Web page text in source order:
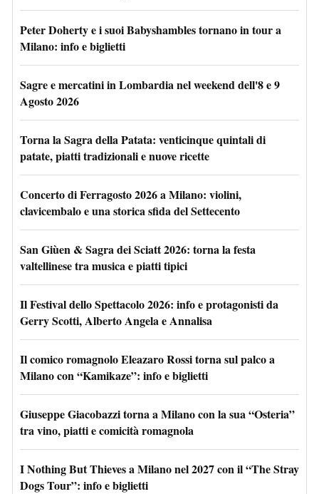
Peter Doherty e i suoi Babyshambles tornano in tour a
Milano: info e biglietti
Sagre e mercatini in Lombardia nel weekend dell'8 e 9
Agosto 2026
Torna la Sagra della Patata: venticinque quintali di
patate, piatti tradizionali e nuove ricette
Concerto di Ferragosto 2026 a Milano: violini,
clavicembalo e una storica sfida del Settecento
San Giùen & Sagra dei Sciatt 2026: torna la festa
valtellinese tra musica e piatti tipici
Il Festival dello Spettacolo 2026: info e protagonisti da
Gerry Scotti, Alberto Angela e Annalisa
Il comico romagnolo Eleazaro Rossi torna sul palco a
Milano con “Kamikaze”: info e biglietti
Giuseppe Giacobazzi torna a Milano con la sua “Osteria”
tra vino, piatti e comicità romagnola
I Nothing But Thieves a Milano nel 2027 con il “The Stray
Dogs Tour”: info e biglietti